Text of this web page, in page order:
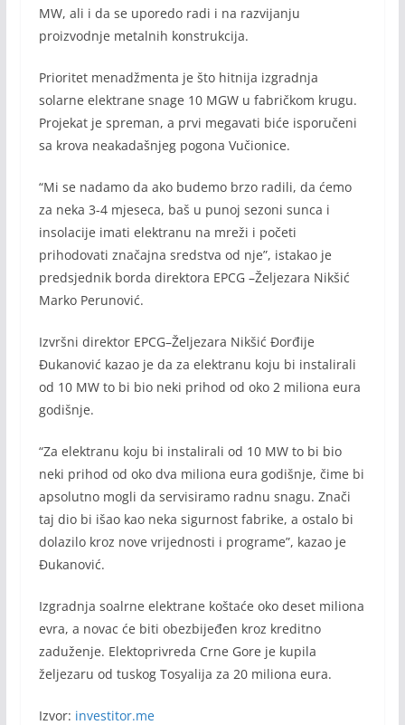
MW, ali i da se uporedo radi i na razvijanju
proizvodnje metalnih konstrukcija.
Prioritet menadžmenta je što hitnija izgradnja
solarne elektrane snage 10 MGW u fabričkom krugu.
Projekat je spreman, a prvi megavati biće isporučeni
sa krova neakadašnjeg pogona Vučionice.
“Mi se nadamo da ako budemo brzo radili, da ćemo
za neka 3-4 mjeseca, baš u punoj sezoni sunca i
insolacije imati elektranu na mreži i početi
prihodovati značajna sredstva od nje”, istakao je
predsjednik borda direktora EPCG –Željezara Nikšić
Marko Perunović.
Izvršni direktor EPCG–Željezara Nikšić Đorđije
Đukanović kazao je da za elektranu koju bi instalirali
od 10 MW to bi bio neki prihod od oko 2 miliona eura
godišnje.
“Za elektranu koju bi instalirali od 10 MW to bi bio
neki prihod od oko dva miliona eura godišnje, čime bi
apsolutno mogli da servisiramo radnu snagu. Znači
taj dio bi išao kao neka sigurnost fabrike, a ostalo bi
dolazilo kroz nove vrijednosti i programe”, kazao je
Đukanović.
Izgradnja soalrne elektrane koštaće oko deset miliona
evra, a novac će biti obezbijeđen kroz kreditno
zaduženje. Elektoprivreda Crne Gore je kupila
željezaru od tuskog Tosyalija za 20 miliona eura.
Izvor: investitor.me